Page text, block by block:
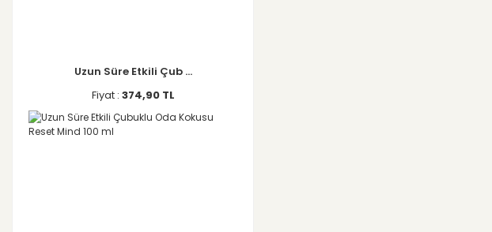
Uzun Süre Etkili Çub ...
Fiyat : 374,90 TL